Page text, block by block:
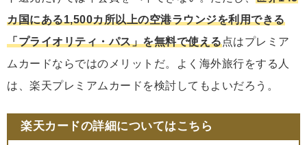
カ国にある1,500カ所以上の空港ラウンジを利用できる
「プライオリティ・パス」を無料で使える点はプレミア
ムカードならではのメリットだ。よく海外旅行をする人
は、楽天プレミアムカードを検討してもよいだろう。
楽天カードの詳細についてはこちら